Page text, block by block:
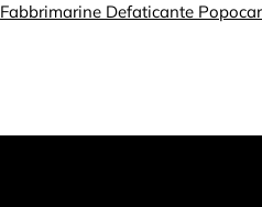
Fabbrimarine Defaticante